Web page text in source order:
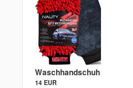
Waschhandschuh
14 EUR